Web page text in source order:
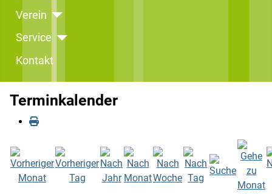
Verein
Service
Kontakt
Terminkalender